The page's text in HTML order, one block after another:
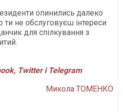
опинились далеко
не обслуговуєш інтереси
для спілкування з
, Twitter і Telegram
Микола ТОМЕНКО